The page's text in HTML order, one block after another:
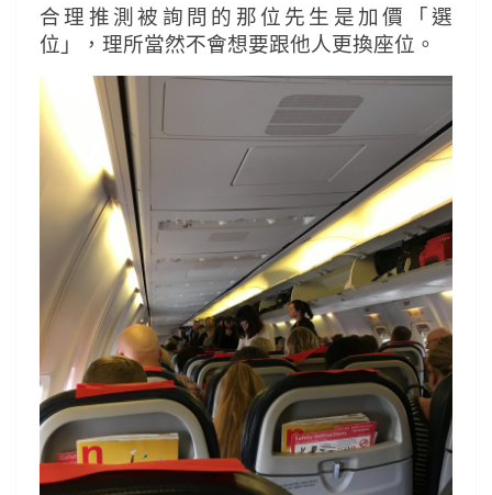
合理推測被詢問的那位先生是加價「選
位」， 理所當然不會想要跟他人更換座位。